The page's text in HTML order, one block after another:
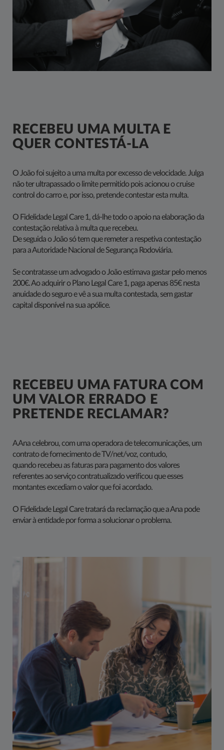
RECEBEU UMA MULTA E
QUER CONTESTÁ-LA
O João foi sujeito a uma multa por excesso de velocidade. Julga
não ter ultrapassado o limite permitido pois acionou o cruise
control do carro e, por isso, pretende contestar esta multa.
O Fidelidade Legal Care 1, dá-lhe todo o apoio na elaboração da
contestação relativa à multa que recebeu.
De seguida o João só tem que remeter a respetiva contestação
para a Autoridade Nacional de Segurança Rodoviária.
Se contratasse um advogado o João estimava gastar pelo menos
200€. Ao adquirir o Plano Legal Care 1, paga apenas 85€ nesta
anuidade do seguro e vê a sua multa contestada, sem gastar
capital disponível na sua apólice.
RECEBEU UMA FATURA COM
UM VALOR ERRADO E
PRETENDE​ RECLAMAR?
A Ana celebrou, com uma operadora de telecomunicações, um
contrato de fornecimento de TV/net/voz, contudo,
quando recebeu as faturas para pagamento dos valores
referentes ao serviço contratualizado verificou que esses
montantes excediam o valor que foi acordado.
O Fidelidade Legal Care tratará da reclamação que a Ana pode
enviar à entidade por forma a solucionar o problema.